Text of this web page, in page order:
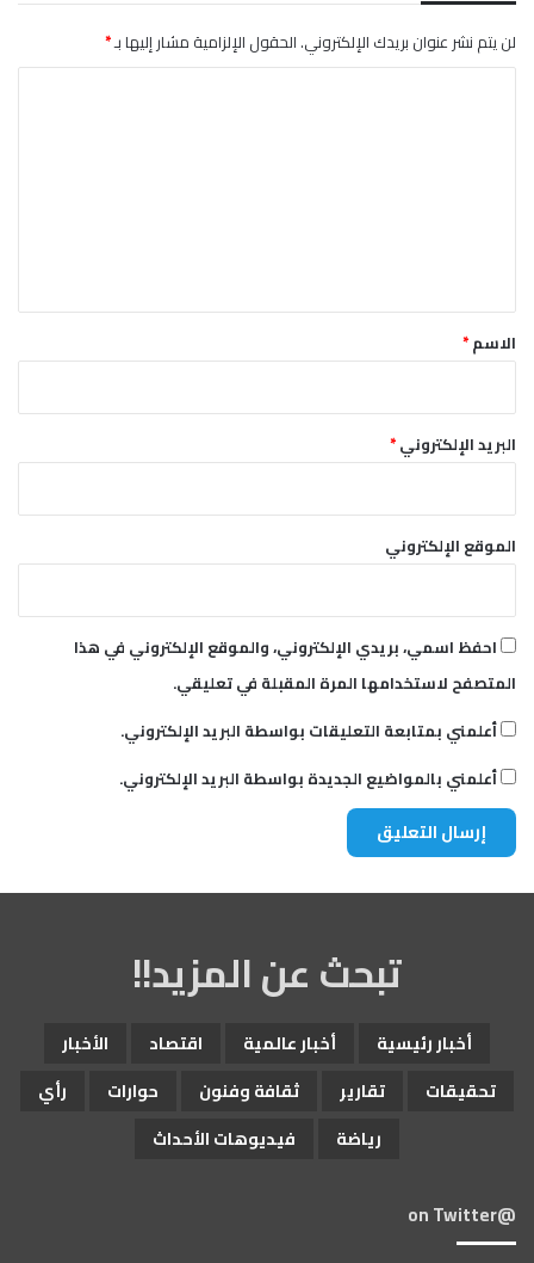
لن يتم نشر عنوان بريدك الإلكتروني.الحقول الإلزامية مشار إليها بـ*
*الاسم*
البريد الإلكتروني*
الموقع الإلكتروني
احفظ اسمي، بريدي الإلكتروني، والموقع الإلكتروني في هذا
المتصفح لاستخدامها المرة المقبلة في تعليقي.
أعلمني بمتابعة التعليقات بواسطة البريد الإلكتروني.
أعلمني بالمواضيع الجديدة بواسطة البريد الإلكتروني.
تبحث عن المزيد!!
أخبار رئيسية أخبار عالمية اقتصاد
الأخبار
تحقيقات
تقارير ثقافة وفنون حوارات
رأي
رياضة
فيديوهات الأحداث
@on Twitter